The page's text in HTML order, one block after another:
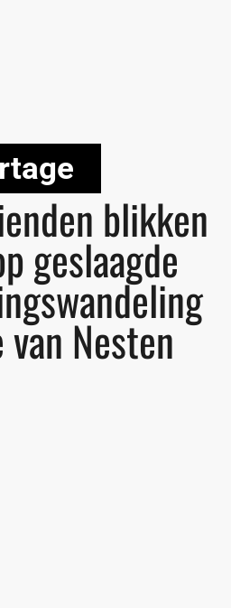
blikken
geslaagde
Nesten